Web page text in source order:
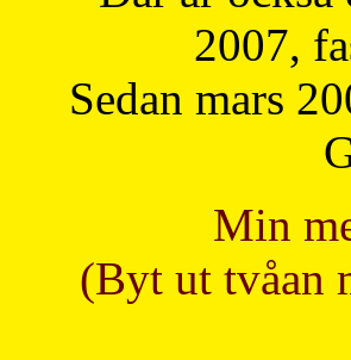
2007,
Sedan mars
Min
(Byt ut tvåan